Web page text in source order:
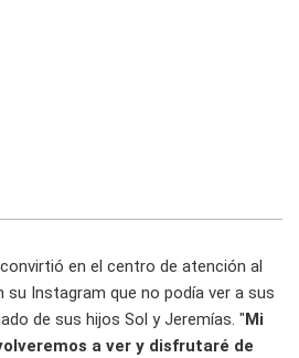
en el centro de atención al
su Instagram que no podía ver a sus
de sus hijos Sol y Jeremías. "Mi
a ver y disfrutaré de